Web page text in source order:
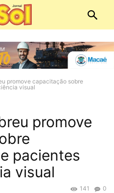
promove capacitação sobre
visual
promove
pacientes
visual
0
141